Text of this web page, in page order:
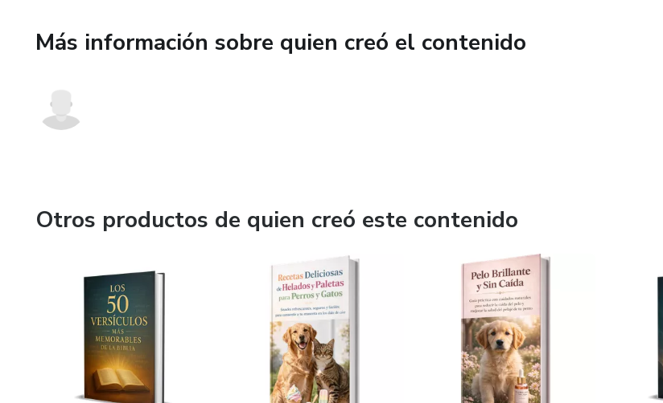
Más información sobre quien creó el contenido
Otros productos de quien creó este contenido